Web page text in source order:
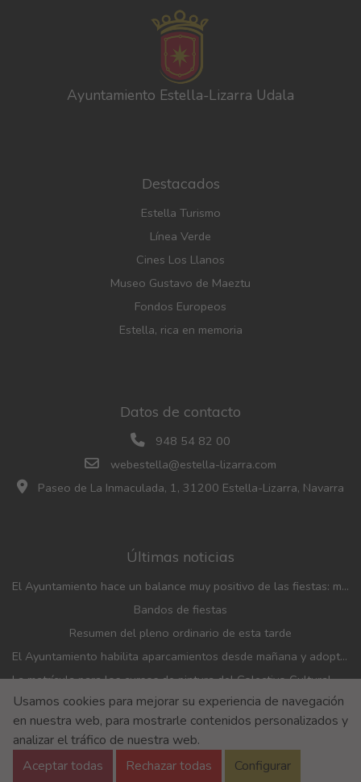
Ayuntamiento Estella-Lizarra Udala
Destacados
Estella Turismo
Línea Verde
Cines Los Llanos
Museo Gustavo de Maeztu
Fondos Europeos
Estella, rica en memoria
Datos de contacto
948 54 82 00
webestella@estella-lizarra.com
Paseo de La Inmaculada, 1, 31200 Estella-Lizarra, Navarra
Últimas noticias
El Ayuntamiento hace un balance muy positivo de las fiestas: menos incidencias, gran participación y mayor afluencia de público que en años anteriores
Bandos de fiestas
Resumen del pleno ordinario de esta tarde
El Ayuntamiento habilita aparcamientos desde mañana y adopta medidas de movilidad con motivo de las fiestas patronales
La matrícula para los cursos de pintura del Colectivo Cultural Almudí se abrirá del 1 al 4 de septiembre
El Ayuntamiento y el Banco de Alimentos renuevan el convenio de financiación de la entidad
Aviso Legal
Aviso de privacidad
Accesibilidad
Política de Cookies
Política de Seguridad de la información
Usamos cookies para mejorar su experiencia de navegación
en nuestra web, para mostrarle contenidos personalizados y
analizar el tráfico de nuestra web.
Aceptar todas
Rechazar todas Configurar